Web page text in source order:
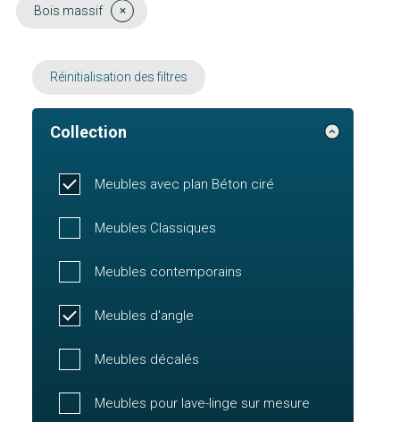
Bois massif
Réinitialisation des filtres
Collection
Meubles avec plan Béton ciré
Meubles Classiques
Meubles contemporains
Meubles d'angle
Meubles décalés
Meubles pour lave-linge sur mesure